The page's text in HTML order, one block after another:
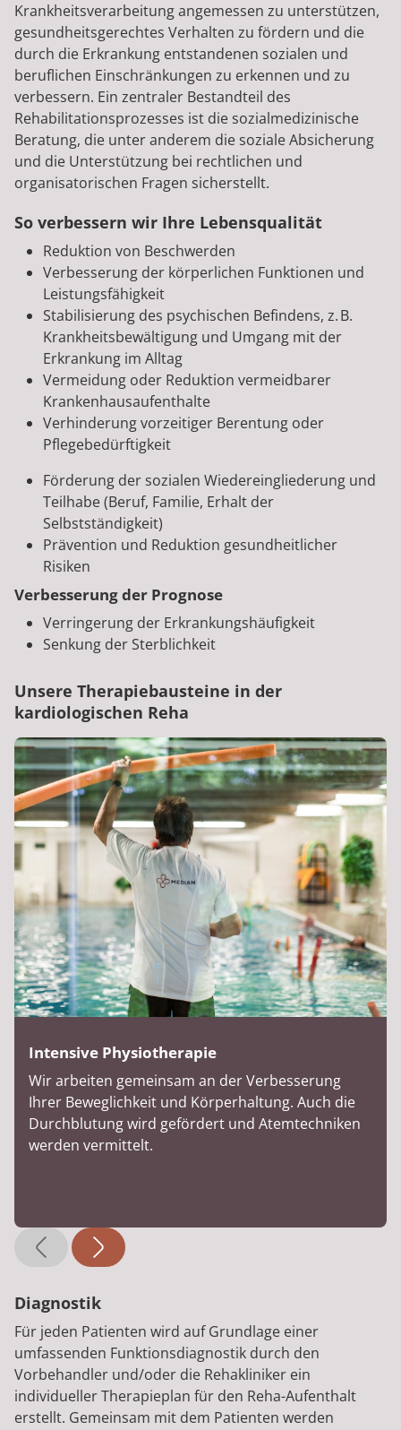
Krankheitsverarbeitung angemessen zu unterstützen,
gesundheitsgerechtes Verhalten zu fördern und die
durch die Erkrankung entstandenen sozialen und
beruflichen Einschränkungen zu erkennen und zu
verbessern. Ein zentraler Bestandteil des
Rehabilitationsprozesses ist die sozialmedizinische
Beratung, die unter anderem die soziale Absicherung
und die Unterstützung bei rechtlichen und
organisatorischen Fragen sicherstellt.
So verbessern wir Ihre Lebensqualität
Reduktion von Beschwerden
Verbesserung der körperlichen Funktionen und
Leistungsfähigkeit
Stabilisierung des psychischen Befindens, z. B.
Krankheitsbewältigung und Umgang mit der
Erkrankung im Alltag
Vermeidung oder Reduktion vermeidbarer
Krankenhausaufenthalte
Verhinderung vorzeitiger Berentung oder
Pflegebedürftigkeit
Förderung der sozialen Wiedereingliederung und
Teilhabe (Beruf, Familie, Erhalt der
Selbstständigkeit)
Prävention und Reduktion gesundheitlicher
Risiken
Verbesserung der Prognose
Verringerung der Erkrankungshäufigkeit
Senkung der Sterblichkeit
Unsere Therapiebausteine in der
kardiologischen Reha
Intensive Physiotherapie
Wir arbeiten gemeinsam an der Verbesserung
Ihrer Beweglichkeit und Körperhaltung. Auch die
Durchblutung wird gefördert und Atemtechniken
werden vermittelt.
Diagnostik
Für jeden Patienten wird auf Grundlage einer
umfassenden Funktionsdiagnostik durch den
Vorbehandler und/oder die Rehakliniker ein
individueller Therapieplan für den Reha-Aufenthalt
erstellt. Gemeinsam mit dem Patienten werden